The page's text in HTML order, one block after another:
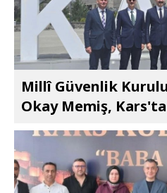
Millî Güvenlik
Okay Memiş, Kars'ta